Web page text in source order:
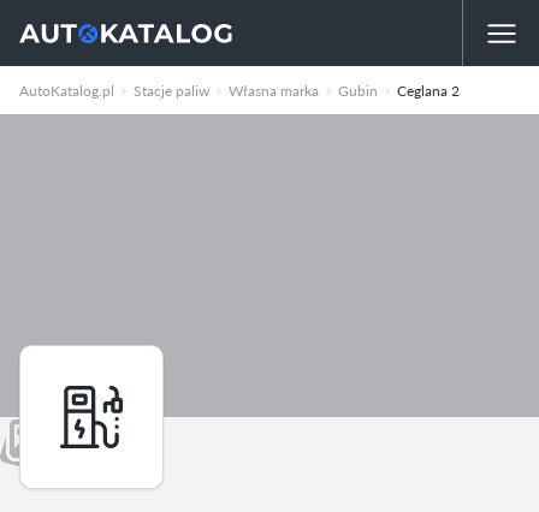
AutoKatalog.pl Stacje paliw Własna marka Gubin Ceglana 2